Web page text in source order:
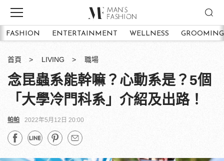
FASHION ENTERTAINMENT WELLNESS GROOMING
首頁 LIVING 職場
念昆蟲系能幹嘛？心動系是？5個
「大學冷門科系」介紹及出路！
帕帕 2022年5月12日 20:00